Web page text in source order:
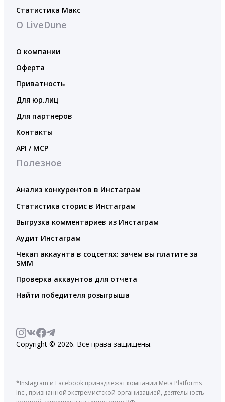
Статистика Макс
О LiveDune
О компании
Оферта
Приватность
Для юр.лиц
Для партнеров
Контакты
API / MCP
Полезное
Анализ конкурентов в Инстаграм
Статистика сторис в Инстаграм
Выгрузка комментариев из Инстаграм
Аудит Инстаграм
Чекап аккаунта в соцсетях: зачем вы платите за
SMM
Проверка аккаунтов для отчета
Найти победителя розыгрыша
Copyright © 2026. Все права защищены.
*Instagram и Facebook принадлежат компании Meta Platforms
Inc., признанной экстремистской организацией, деятельность